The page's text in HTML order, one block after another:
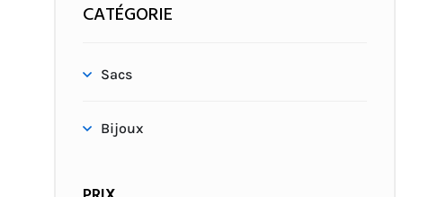
CATÉGORIE
Sacs
Bijoux